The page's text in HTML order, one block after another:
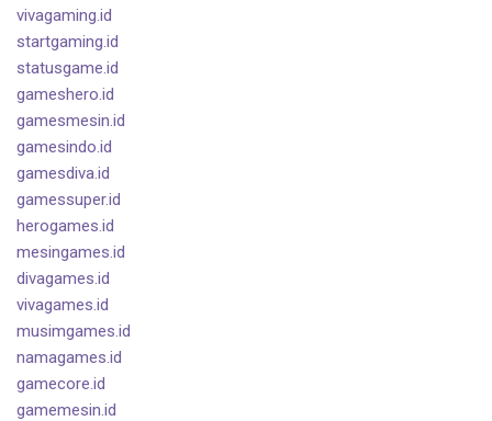
vivagaming.id
startgaming.id
statusgame.id
gameshero.id
gamesmesin.id
gamesindo.id
gamesdiva.id
gamessuper.id
herogames.id
mesingames.id
divagames.id
vivagames.id
musimgames.id
namagames.id
gamecore.id
gamemesin.id